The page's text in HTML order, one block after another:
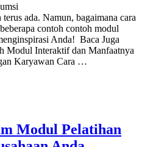
ada. Namun, bagaimana cara
contoh contoh modul
Anda! Baca Juga
Modul Interaktif dan Manfaatnya
Karyawan Cara …
Modul Pelatihan